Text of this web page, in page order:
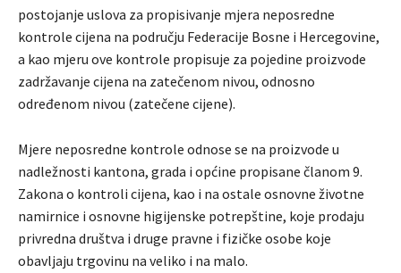
postojanje uslova za propisivanje mjera neposredne
kontrole cijena na području Federacije Bosne i Hercegovine,
a kao mjeru ove kontrole propisuje za pojedine proizvode
zadržavanje cijena na zatečenom nivou, odnosno
određenom nivou (zatečene cijene).
Mjere neposredne kontrole odnose se na proizvode u
nadležnosti kantona, grada i općine propisane članom 9.
Zakona o kontroli cijena, kao i na ostale osnovne životne
namirnice i osnovne higijenske potrepštine, koje prodaju
privredna društva i druge pravne i fizičke osobe koje
obavljaju trgovinu na veliko i na malo.